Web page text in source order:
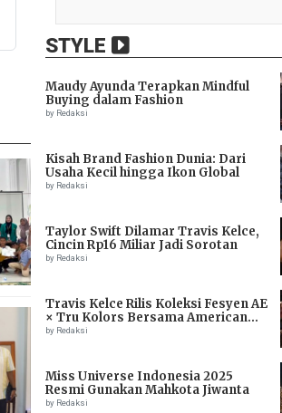
STYLE
Maudy Ayunda Terapkan Mindful
Buying dalam Fashion
by Redaksi
Kisah Brand Fashion Dunia: Dari
Usaha Kecil hingga Ikon Global
by Redaksi
Taylor Swift Dilamar Travis Kelce,
Cincin Rp16 Miliar Jadi Sorotan
by Redaksi
Travis Kelce Rilis Koleksi Fesyen AE
× Tru Kolors Bersama American
Eagle
by Redaksi
Miss Universe Indonesia 2025
Resmi Gunakan Mahkota Jiwanta
by Redaksi